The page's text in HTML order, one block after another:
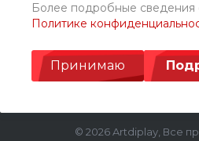
Более подробные сведения
Политике
Принимаю
Услуги
© 2026 Artdiplay, Все